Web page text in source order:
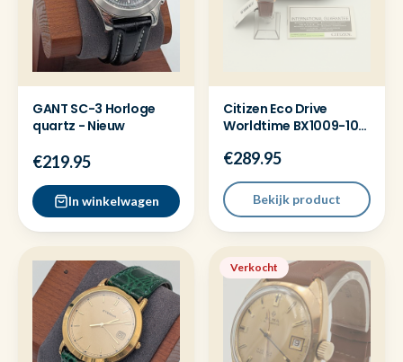
GANT SC-3 Horloge
quartz - Nieuw
€219.95
In winkelwagen
Citizen Eco Drive
Worldtime BX1009-10X
Nieuw
€289.95
Bekijk product
Verkocht